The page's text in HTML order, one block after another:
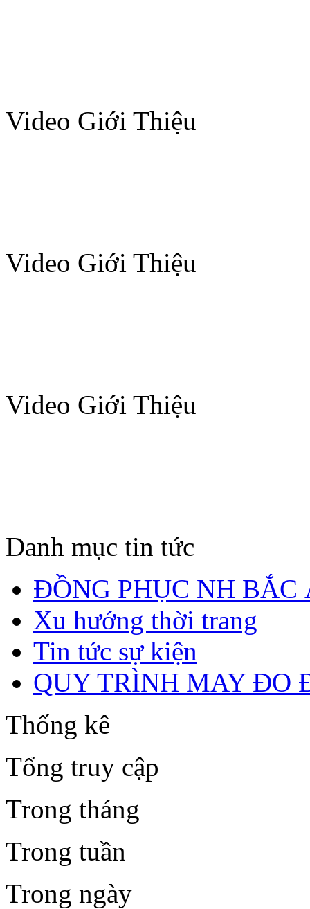
Video Giới Thiệu
Video Giới Thiệu
Video Giới Thiệu
Danh mục tin tức
ĐỒNG PHỤC NH BẮC
Xu hướng thời trang
Tin tức sự kiện
QUY TRÌNH MAY ĐO
Thống kê
Tổng truy cập
Trong tháng
Trong tuần
Trong ngày